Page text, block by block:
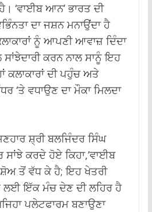
‘ਵਾਈਬ ਆਨ’ ਭਾਰਤ ਦੀ
ਦਾ ਜਸ਼ਨ ਮਨਾਉਂਦਾ ਹੈ
ਨੂੰ ਆਪਣੀ ਆਵਾਜ਼ ਦਿੰਦਾ
ਸਾਂਝੇਦਾਰੀ ਕਰਨ ਨਾਲ ਸਾਨੂੰ ਇਹ
ਕਲਾਕਾਰਾਂ ਦੀ ਪਹੁੰਚ ਅਤੇ
‘ਤੇ ਵਧਾਉਣ ਦਾ ਮੌਕਾ ਮਿਲਦਾ
ਸ਼੍ਰੀ ਬਲਜਿੰਦਰ ਸਿੰਘ
ਕਰਦੇ ਹੋਏ ਕਿਹਾ,’ਵਾਈਬ
ਤੋਂ ਵੱਧ ਕੇ ਹੈ; ਇਹ ਖੇਤਰੀ
ਲਈ ਇੱਕ ਮੰਚ ਦੇਣ ਦੀ ਲਹਿਰ ਹੈ
ਪਲੇਟਫਾਰਮ ਬਣਾਉਣਾ